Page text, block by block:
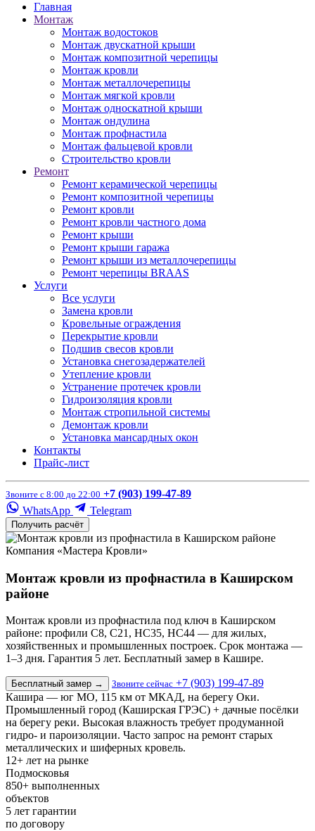
Главная
Монтаж
Монтаж водостоков
Монтаж двускатной крыши
Монтаж композитной черепицы
Монтаж кровли
Монтаж металлочерепицы
Монтаж мягкой кровли
Монтаж односкатной крыши
Монтаж ондулина
Монтаж профнастила
Монтаж фальцевой кровли
Строительство кровли
Ремонт
Ремонт керамической черепицы
Ремонт композитной черепицы
Ремонт кровли
Ремонт кровли частного дома
Ремонт крыши
Ремонт крыши гаража
Ремонт крыши из металлочерепицы
Ремонт черепицы BRAAS
Услуги
Все услуги
Замена кровли
Кровельные ограждения
Перекрытие кровли
Подшив свесов кровли
Установка снегозадержателей
Утепление кровли
Устранение протечек кровли
Гидроизоляция кровли
Монтаж стропильной системы
Демонтаж кровли
Установка мансардных окон
Контакты
Прайс-лист
Звоните с 8:00 до 22:00 +7 (903) 199-47-89
WhatsApp
Telegram
Получить расчёт
Компания «Мастера Кровли»
Монтаж кровли из профнастила в Каширском
районе
Монтаж кровли из профнастила под ключ в Каширском
районе: профили С8, С21, НС35, НС44 — для жилых,
хозяйственных и промышленных построек. Срок монтажа —
1–3 дня. Гарантия 5 лет. Бесплатный замер в Кашире.
Бесплатный замер → Звоните сейчас +7 (903) 199-47-89
Кашира — юг МО, 115 км от МКАД, на берегу Оки.
Промышленный город (Каширская ГРЭС) + дачные посёлки
на берегу реки. Высокая влажность требует продуманной
гидро- и пароизоляции. Часто запрос на ремонт старых
металлических и шиферных кровель.
12+ лет на рынке
Подмосковья
850+ выполненных
объектов
5 лет гарантии
по договору